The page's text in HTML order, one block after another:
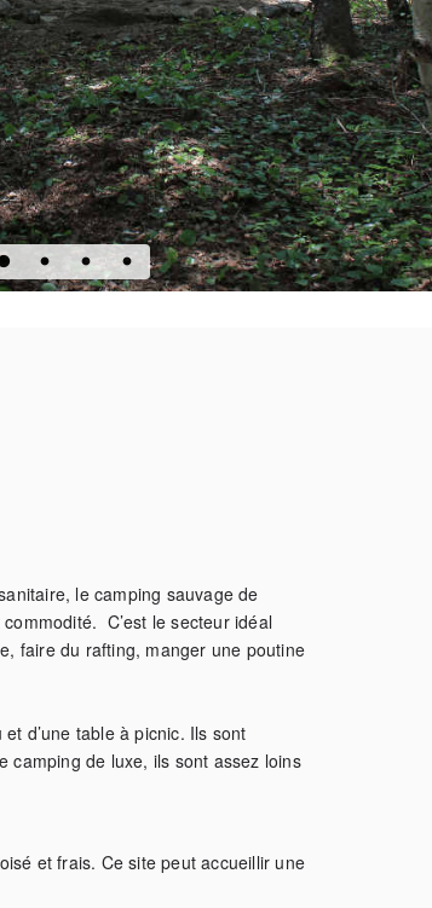
le camping sauvage de
C’est le secteur idéal
faire du rafting, manger une poutine
d’une table à picnic. Ils sont
camping de luxe, ils sont assez loins
et frais. Ce site peut accueillir une